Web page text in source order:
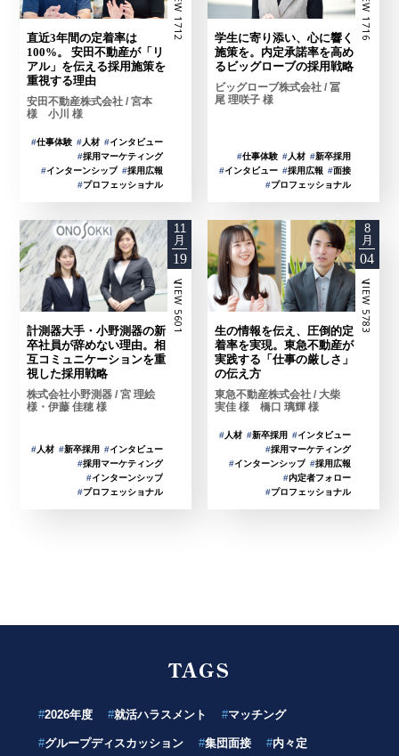
直近3年間の定着率は
100%。 安田不動産が「リ
アル」を伝える採用施策を
重視する理由
安田不動産株式会社 / 宮本
様 小川 様
#仕事体験 #人材 #インタビュー
#採用マーケティング
#インターンシップ #採用広報
#プロフェッショナル
ーVIEW 1712
学生に寄り添い、心に響く
施策を。内定承諾率を高め
るビッグローブの採用戦略
ビッグローブ株式会社 / 冨
尾 理咲子 様
#仕事体験 #人材 #新卒採用
#インタビュー #採用広報 #面接
#プロフェッショナル
ーVIEW 1716
計測器大手・小野測器の新
卒社員が辞めない理由。相
互コミュニケーションを重
視した採用戦略
株式会社小野測器 / 宮 理絵
様・伊藤 佳穂 様
#人材 #新卒採用 #インタビュー
#採用マーケティング
#インターンシップ
#プロフェッショナル
11
月
19
ーVIEW 5601
生の情報を伝え、圧倒的定
着率を実現。東急不動産が
実践する「仕事の厳しさ」
の伝え方
東急不動産株式会社 / 大柴
実佳 様 橋口 璃輝 様
#人材 #新卒採用 #インタビュー
#採用マーケティング
#インターンシップ #採用広報
#内定者フォロー
#プロフェッショナル
8
月
04
ーVIEW 5783
TAGS
#2026年度 #就活ハラスメント #マッチング
#グループディスカッション #集団面接 #内々定